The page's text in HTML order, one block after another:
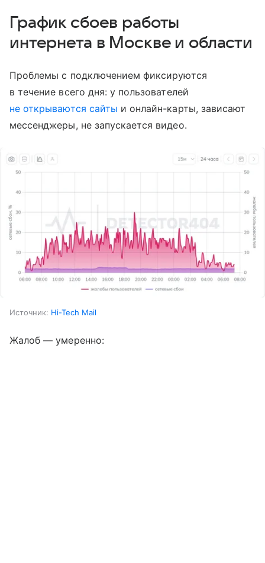
График сбоев работы
интернета в Москве и области
Проблемы с подключением фиксируются
в течение всего дня: у пользователей
не открываются сайты и онлайн-карты, зависают
мессенджеры, не запускается видео.
Источник: Hi-Tech Mail
Жалоб — умеренно: